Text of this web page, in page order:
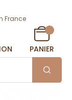
France
PANIER